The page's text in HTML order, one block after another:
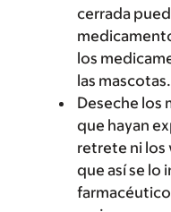
cerrada
los
las mascotas.
Deseche los
que hayan
retrete ni los
que así se lo